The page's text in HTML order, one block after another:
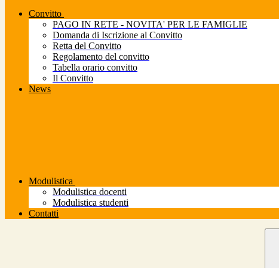
Convitto
PAGO IN RETE - NOVITA' PER LE FAMIGLIE
Domanda di Iscrizione al Convitto
Retta del Convitto
Regolamento del convitto
Tabella orario convitto
Il Convitto
News
Modulistica
Modulistica docenti
Modulistica studenti
Contatti